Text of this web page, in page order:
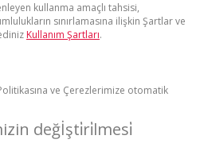
kullanma amaçlı tahsisi,
sınırlamasına ilişkin Şartlar ve
Kullanım Şartları.
ve Çerezlerimize otomatik
değİşti̇ri̇lmesi̇